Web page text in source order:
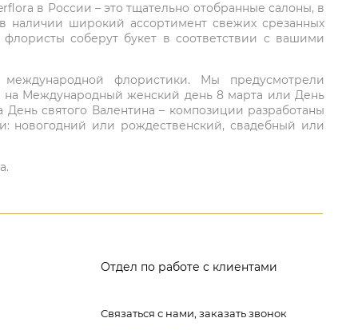
в России – это тщательно отобранные салоны, в
наличии широкий ассортимент свежих срезанных
соберут букет в соответствии с вашими
флористики. Мы предусмотрели
на Международный женский день 8 марта или День
святого Валентина – композиции разработаны
новогодний или рождественский, свадебный или
Отдел по работе с клиентами
Связаться с нами, заказать звонок